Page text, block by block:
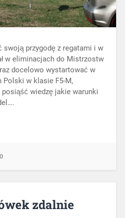
przygodę z regatami i w
w eliminacjach do Mistrzostw
docelowo wystartować w
w klasie F5-M,
wiedzę jakie warunki
0
zdalnie